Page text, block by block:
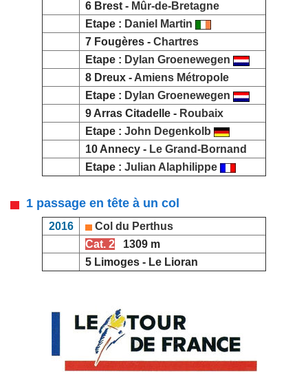
6 Brest - Mûr-de-Bretagne
Etape : Daniel Martin
7 Fougères - Chartres
Etape : Dylan Groenewegen
8 Dreux - Amiens Métropole
Etape : Dylan Groenewegen
9 Arras Citadelle - Roubaix
Etape : John Degenkolb
10 Annecy - Le Grand-Bornand
Etape : Julian Alaphilippe
1 passage en tête à un col
2016
Col du Perthus
Cat. 2 1309 m
5 Limoges - Le Lioran